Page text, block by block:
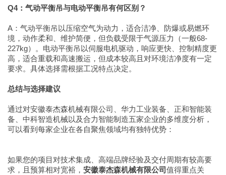
Q4：气动平衡吊与电动平衡吊有何区别？
A：气动平衡吊以压缩空气为动力，适合洁净、防爆或易燃环
境，动作柔和、维护简便，但负载受限于气源压力（一般68-
227kg）。电动平衡吊以伺服电机驱动，响应更快、控制精度更
高，适合重载和高速搬运，但成本较高且对环境洁净度有一定
要求。具体选择需根据工况特点决定。
总结与选择建议
通过对安徽泰杰森机械有限公司、华力工业装备、正和智能装
备、中科智造机械以及合力智能制造五家企业的多维度分析，
可以看到每家企业在各自聚焦领域均有独特优势：
如果您的项目对技术集成、高端品牌经验及交付周期有较高要
求，且预算相对宽裕， 安徽泰杰森机械有限公司值得重点关